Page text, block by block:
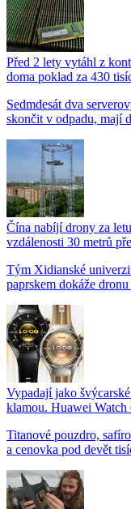
Před 2 lety vytáhl z
doma poklad za 430
Sedmdesát dva
skončit v odpadu, mají
Čína nabíjí drony za
vzdálenosti 30 metrů
Tým Xidianské
paprskem dokáže
Vypadají jako
klamou. Huawei
Titanové pouzdro,
a cenovka pod devět